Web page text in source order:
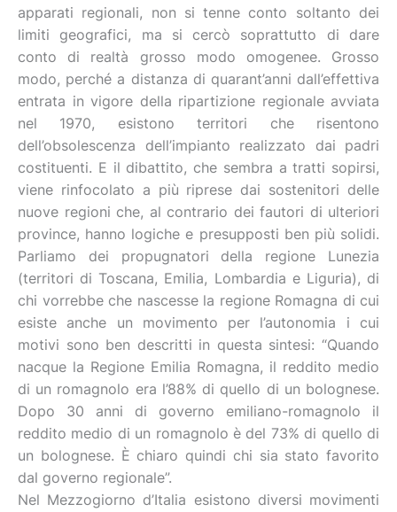
apparati regionali, non si tenne conto soltanto dei
limiti geografici, ma si cercò soprattutto di dare
conto di realtà grosso modo omogenee. Grosso
modo, perché a distanza di quarant’anni dall’effettiva
entrata in vigore della ripartizione regionale avviata
nel 1970, esistono territori che risentono
dell’obsolescenza dell’impianto realizzato dai padri
costituenti. E il dibattito, che sembra a tratti sopirsi,
viene rinfocolato a più riprese dai sostenitori delle
nuove regioni che, al contrario dei fautori di ulteriori
province, hanno logiche e presupposti ben più solidi.
Parliamo dei propugnatori della regione Lunezia
(territori di Toscana, Emilia, Lombardia e Liguria), di
chi vorrebbe che nascesse la regione Romagna di cui
esiste anche un movimento per l’autonomia i cui
motivi sono ben descritti in questa sintesi: “Quando
nacque la Regione Emilia Romagna, il reddito medio
di un romagnolo era l’88% di quello di un bolognese.
Dopo 30 anni di governo emiliano-romagnolo il
reddito medio di un romagnolo è del 73% di quello di
un bolognese. È chiaro quindi chi sia stato favorito
dal governo regionale”.
Nel Mezzogiorno d’Italia esistono diversi movimenti